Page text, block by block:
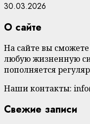
30.03.2026
О сайте
На сайте вы
любую жизненную
пополняется
Наши контакты:
Свежие записи